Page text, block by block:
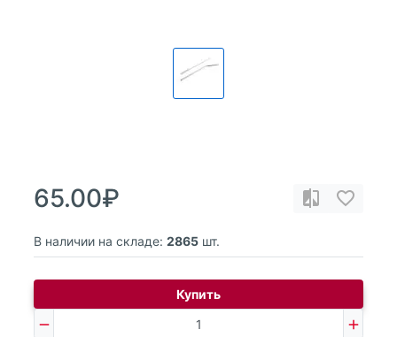
65.00₽
В наличии на складе: 2865 шт.
Купить